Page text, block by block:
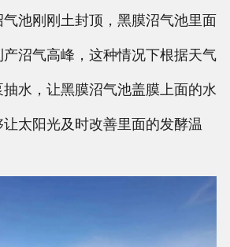
池刚刚土封顶，黑膜沼气池里面
沼气高峰，这种情况下根据天气
水，让黑膜沼气池盖膜上面的水
太阳光及时改善里面的发酵温